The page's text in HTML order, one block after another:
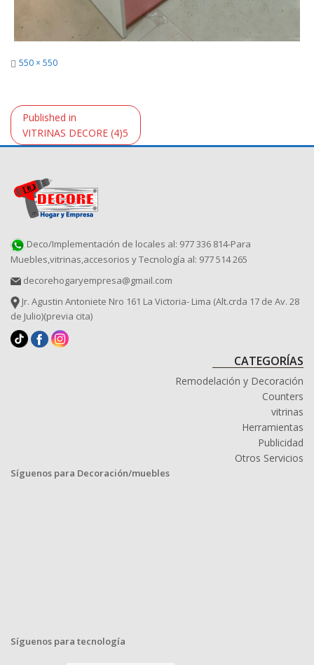
Full
550 × 550
Navegación
de
entradas
Published in
VITRINAS DECORE (4)5
Deco/Implementación de locales al: 977 336 814-Para
Muebles,vitrinas,accesorios y Tecnología al: 977 514 265
decorehogaryempresa@gmail.com
Jr. Agustin Antoniete Nro 161 La Victoria- Lima (Alt.crda 17 de Av. 28
de Julio)(previa cita)
CATEGORÍAS
Remodelación y Decoración
Counters
vitrinas
Herramientas
Publicidad
Otros Servicios
Síguenos para Decoración/muebles
Síguenos para tecnología